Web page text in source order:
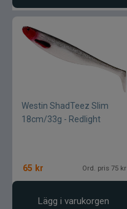
Westin ShadTeez Slim
18cm/33g - Redlight
65 kr Ord. pris 75 kr
Lägg i varukorgen